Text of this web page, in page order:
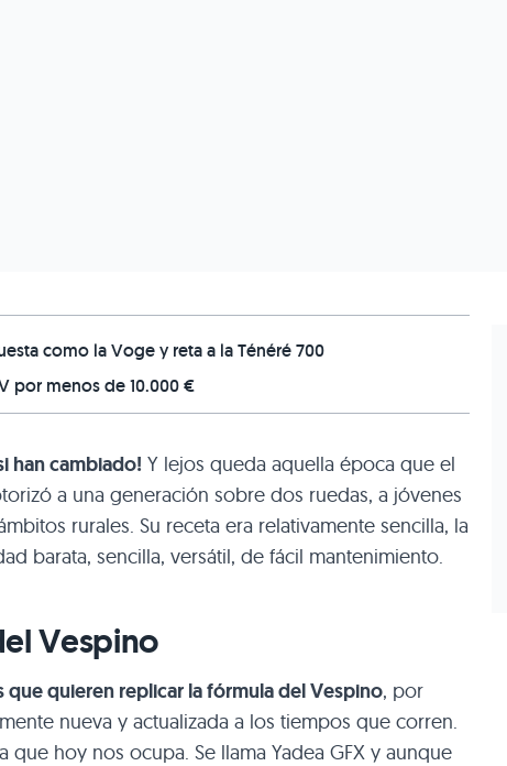
como la Voge y reta a la Ténéré 700
por menos de 10.000 €
han cambiado! Y lejos queda aquella época que el
a una generación sobre dos ruedas, a jóvenes
rurales. Su receta era relativamente sencilla, la
barata, sencilla, versátil, de fácil mantenimiento.
Vespino
que quieren replicar la fórmula del Vespino, por
nueva y actualizada a los tiempos que corren.
hoy nos ocupa. Se llama Yadea GFX y aunque